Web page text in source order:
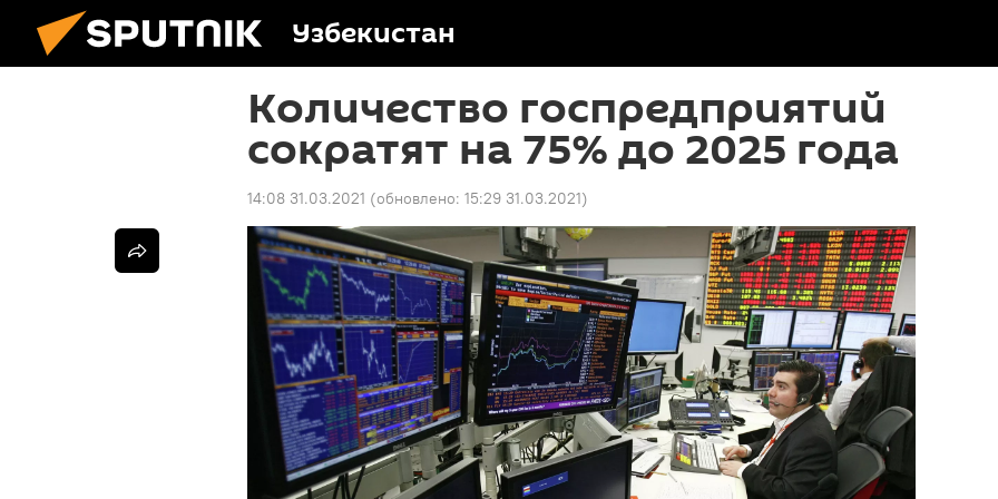
Узбекистан
Количество госпредприятий
сократят на 75% до 2025 года
14:08 31.03.2021 (обновлено: 15:29 31.03.2021)